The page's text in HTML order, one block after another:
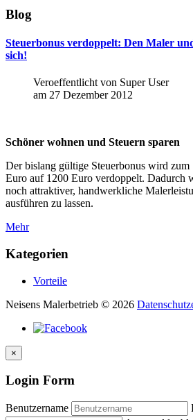
Blog
Steuerbonus verdoppelt: Den Maler
sich!
Veroeffentlicht von Super User
am 27 Dezember 2012
Schöner wohnen und Steuern sparen
Der bislang gültige Steuerbonus wird zum
Euro auf 1200 Euro verdoppelt. Dadurch
noch attraktiver, handwerkliche
ausführen zu lassen.
Mehr
Kategorien
Vorteile
Neisens Malerbetrieb © 2026
×
Login Form
Benutzername